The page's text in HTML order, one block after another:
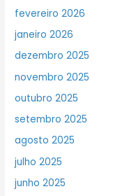
fevereiro 2026
janeiro 2026
dezembro 2025
novembro 2025
outubro 2025
setembro 2025
agosto 2025
julho 2025
junho 2025